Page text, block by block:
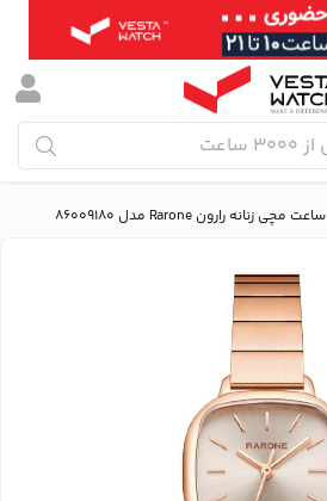
ساعت مچی زنانه رارون Rarone مدل 86009180